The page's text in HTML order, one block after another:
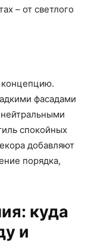
– от светлого
фасадами
спокойных
добавляют
порядка,
куда
и